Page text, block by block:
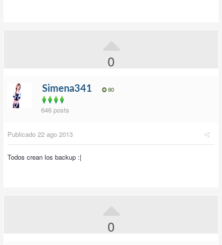
0
Simena341 80
646 posts
Publicado 22 ago 2013
Todos crean los backup :|
0